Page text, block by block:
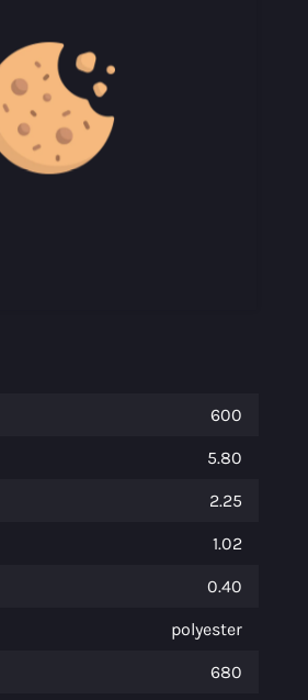
600
5.80
2.25
1.02
0.40
polyester
680